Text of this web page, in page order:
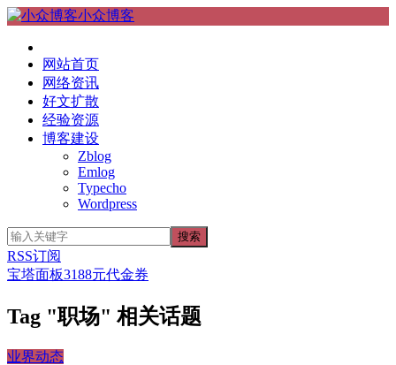
小众博客
网站首页
网络资讯
好文扩散
经验资源
博客建设
Zblog
Emlog
Typecho
Wordpress
RSS订阅
宝塔面板3188元代金券
Tag "职场" 相关话题
业界动态